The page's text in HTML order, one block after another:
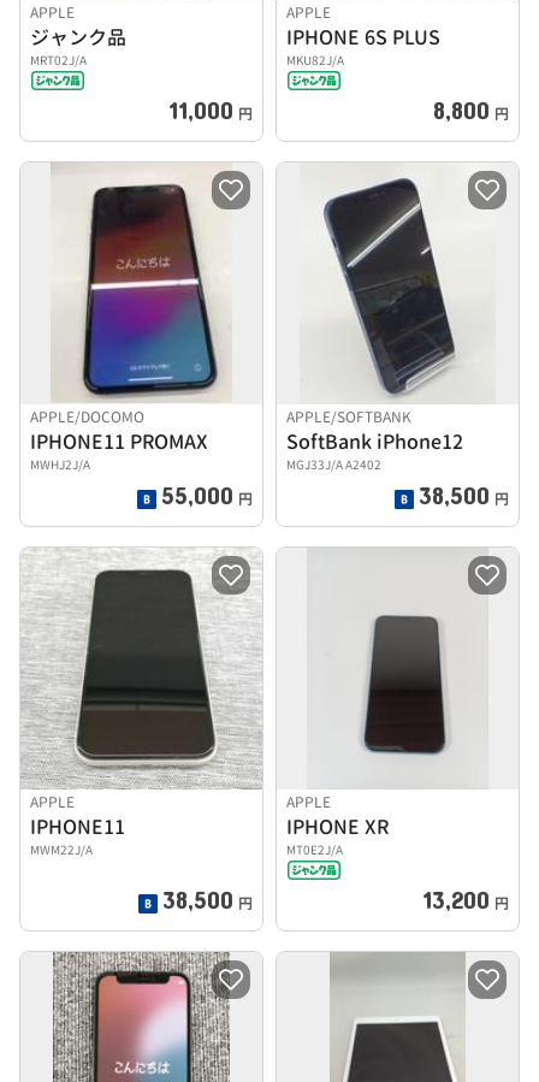
APPLE
ジャンク品
MRT02J/A
11,000 円
APPLE
IPHONE 6S PLUS
MKU82J/A
8,800 円
APPLE/DOCOMO
IPHONE11 PROMAX
MWHJ2J/A
55,000 円
APPLE/SOFTBANK
SoftBank iPhone12
MGJ33J/A A2402
38,500 円
APPLE
IPHONE11
MWM22J/A
38,500 円
APPLE
IPHONE XR
MT0E2J/A
13,200 円